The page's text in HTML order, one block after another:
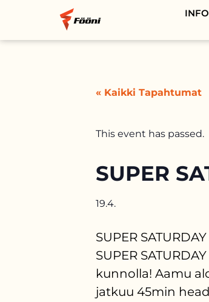
INFO
« Kaikki Tapahtumat
This event has passed.
SUPER
19.4.
SUPER SATURDAY
SUPER
kunnolla! Aamu
jatkuu 45min